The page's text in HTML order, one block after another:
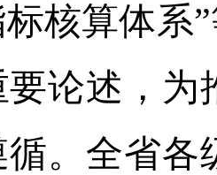
核算体系
论述，
。全省各